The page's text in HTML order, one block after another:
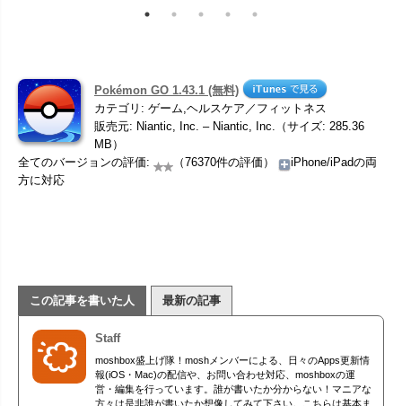
Pokémon GO 1.43.1 (無料)
カテゴリ: ゲーム,ヘルスケア／フィットネス
販売元: Niantic, Inc. – Niantic, Inc.（サイズ: 285.36
MB）
全てのバージョンの評価:
（76370件の評価）
iPhone/iPadの両
方に対応
この記事を書いた人 最新の記事
Staff
moshbox盛上げ隊！moshメンバーによる、日々のApps更新情
報(iOS・Mac)の配信や、お問い合わせ対応、moshboxの運
営・編集を行っています。誰が書いたか分からない！マニアな
方々は是非誰が書いたか想像してみて下さい。こちらは基本ま